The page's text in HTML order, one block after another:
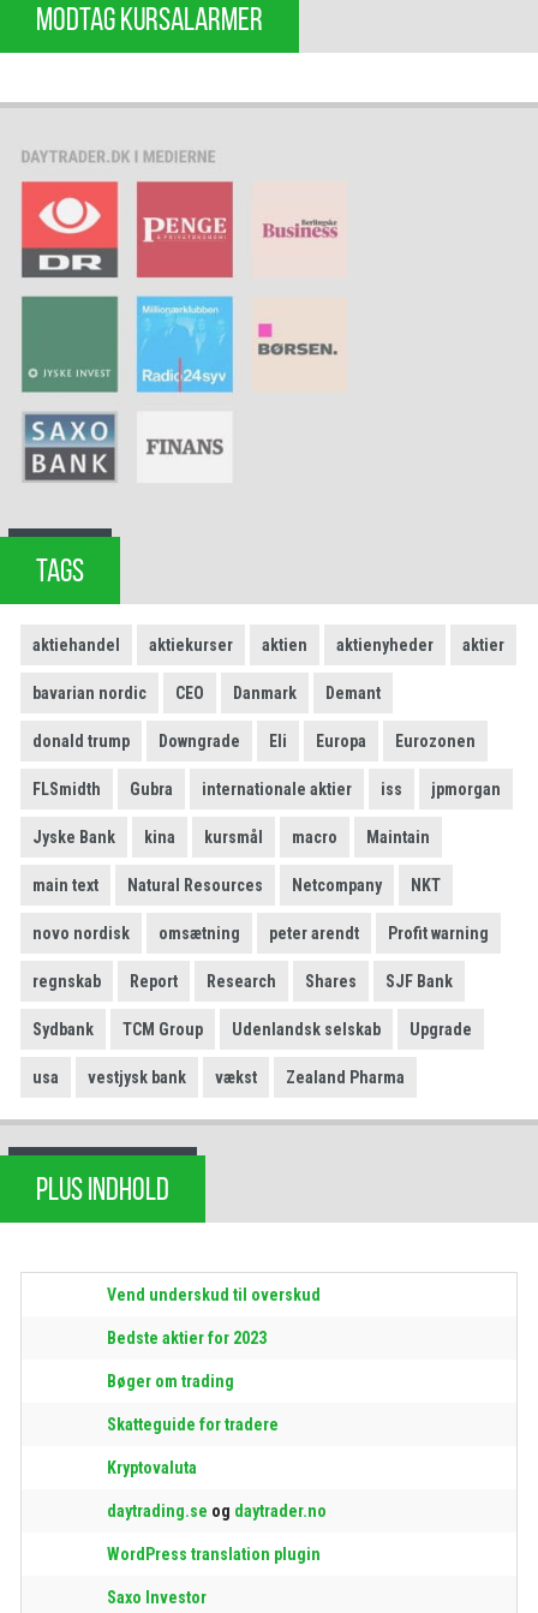
MODTAG KURSALARMER
TAGS
aktiehandel aktiekurser aktien aktienyheder aktier
bavarian nordic CEO Danmark Demant
donald trump Downgrade Eli Europa Eurozonen
FLSmidth Gubra internationale aktier iss jpmorgan
Jyske Bank kina kursmål macro Maintain
main text Natural Resources Netcompany NKT
novo nordisk omsætning peter arendt Profit warning
regnskab Report Research Shares SJF Bank
Sydbank TCM Group Udenlandsk selskab Upgrade
usa vestjysk bank vækst Zealand Pharma
PLUS INDHOLD
Vend underskud til overskud
Bedste aktier for 2023
Bøger om trading
Skatteguide for tradere
Kryptovaluta
daytrading.se og daytrader.no
WordPress translation plugin
Saxo Investor